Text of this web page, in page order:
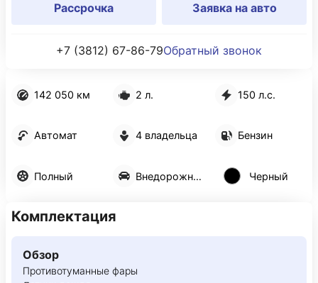
142 050 км 2 л. 150 л.с.
Автомат 4 владельца Бензин
Полный Внедорожник 5 дв. Черный
Рассрочка Заявка на авто
+7 (3812) 67-86-79Обратный звонок
Комплектация
Обзор
Противотуманные фары